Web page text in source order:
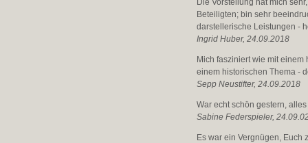
Die Vorstellung hat mich
Beteiligten; bin sehr
darstellerische Leistungen -
Ingrid Huber, 24.09.2018
Mich fasziniert wie mit
einem historischen Thema -
Sepp Neustifter, 24.09.2018
War echt schön gestern,
Sabine Federspieler,
Es war ein Vergnügen, Euch